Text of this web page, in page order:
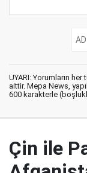
UYARI: Yorumların
aittir. Mepa News,
600 karakterle
Çin ile